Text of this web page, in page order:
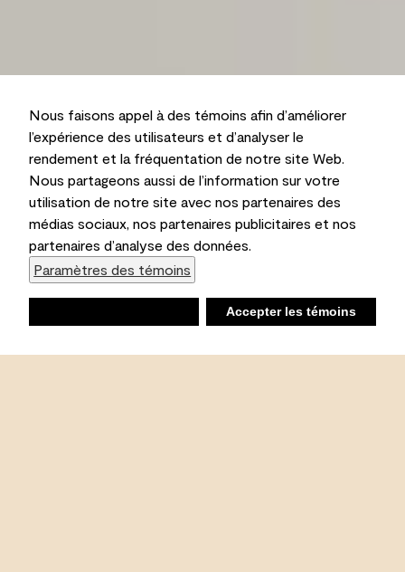
Nous faisons appel à des témoins afin d’améliorer
l’expérience des utilisateurs et d’analyser le
rendement et la fréquentation de notre site Web.
Nous partageons aussi de l’information sur votre
utilisation de notre site avec nos partenaires des
médias sociaux, nos partenaires publicitaires et nos
partenaires d’analyse des données.
Paramètres des témoins
Accepter les témoins
Liste d’achats